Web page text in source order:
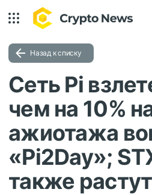
Назад к списку
Сеть Pi
чем на 10%
ажиотажа
«Pi2Day»;
также растут